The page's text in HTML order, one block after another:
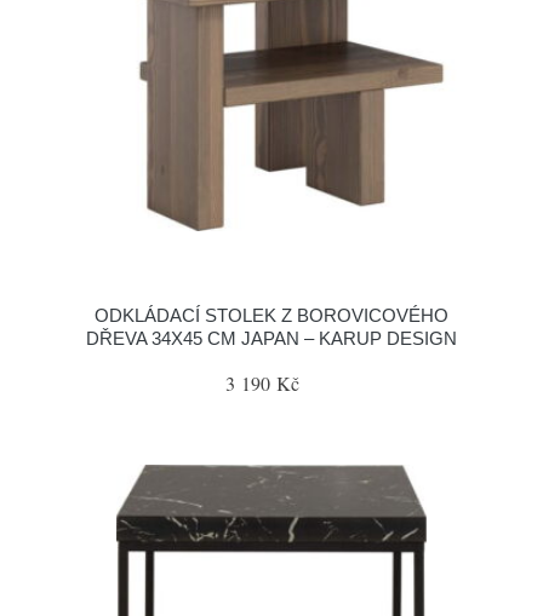
ODKLÁDACÍ STOLEK Z BOROVICOVÉHO
DŘEVA 34X45 CM JAPAN – KARUP DESIGN
3 190 Kč